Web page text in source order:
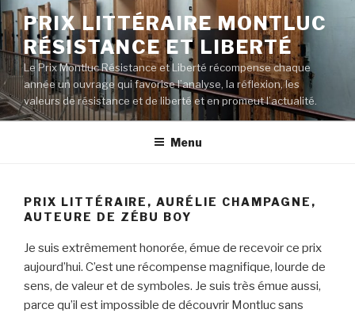
Aller
au
contenu
principal
PRIX LITTÉRAIRE MONTLUC
RÉSISTANCE ET LIBERTÉ
Le Prix Montluc Résistance et Liberté récompense chaque
année un ouvrage qui favorise l’analyse, la réflexion, les
valeurs de résistance et de liberté et en promeut l’actualité.
Menu
PRIX LITTÉRAIRE, AURÉLIE CHAMPAGNE,
AUTEURE DE ZÉBU BOY
Je suis extrêmement honorée, émue de recevoir ce prix
aujourd’hui. C’est une récompense magnifique, lourde de
sens, de valeur et de symboles. Je suis très émue aussi,
parce qu’il est impossible de découvrir Montluc sans